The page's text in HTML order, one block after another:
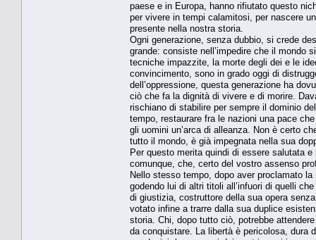
paese e in Europa, hanno rifiutato questo
per vivere in tempi calamitosi, per nascere
presente nella nostra storia.
Ogni generazione, senza dubbio, si crede
grande: consiste nell’impedire che il mondo
tecniche impazzite, la morte degli dei e le
convincimento, sono in grado oggi di
dell’oppressione, questa generazione ha
ciò che fa la dignità di vivere e di morire.
rischiano di stabilire per sempre il dominio
tempo, restaurare fra le nazioni una pace
gli uomini un’arca di alleanza. Non è certo
tutto il mondo, è già impegnata nella sua
Per questo merita quindi di essere salutata
comunque, che, certo del vostro assenso
Nello stesso tempo, dopo aver proclamato
godendo lui di altri titoli all’infuori di quelli
di giustizia, costruttore della sua opera
votato infine a trarre dalla sua duplice
storia. Chi, dopo tutto ciò, potrebbe
da conquistare. La libertà è pericolosa, dura